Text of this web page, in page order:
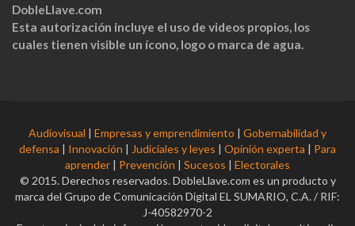
DobleLlave.com
Esta autorización incluye el uso de videos propios, los
cuales tienen visible un ícono, logo o marca de agua.
Audiovisual | Empresas y emprendimiento | Gobernabilidad y
defensa | Innovación | Judiciales y leyes | Opinión experta | Para
aprender | Prevención | Sucesos | Electorales
© 2015. Derechos reservados. DobleLlave.com es un producto y
marca del Grupo de Comunicación Digital EL SUMARIO, C.A. / RIF:
J-40582970-2